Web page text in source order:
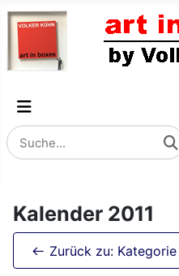
Kalender 2011
Zurück zu: